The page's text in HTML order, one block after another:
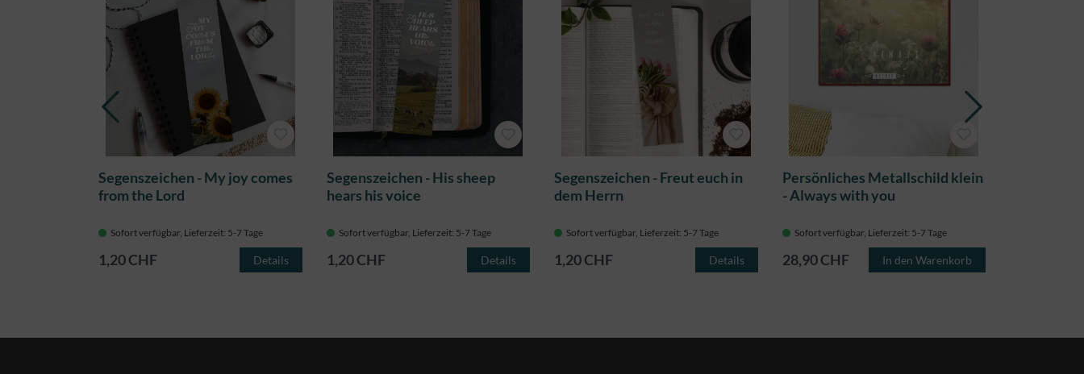
Segenszeichen - My joy comes
from the Lord
Sofort verfügbar, Lieferzeit: 5-7 Tage
1,20 CHF Details
Segenszeichen - His sheep
hears his voice
Sofort verfügbar, Lieferzeit: 5-7 Tage
1,20 CHF Details
Segenszeichen - Freut euch in
dem Herrn
Sofort verfügbar, Lieferzeit: 5-7 Tage
1,20 CHF Details
Persönliches Metallschild klein
- Always with you
Sofort verfügbar, Lieferzeit: 5-7 Tage
28,90 CHF In den Warenkorb